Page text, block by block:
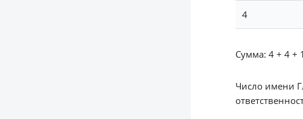
4
Сумма: 4 + 4 +
Число имени